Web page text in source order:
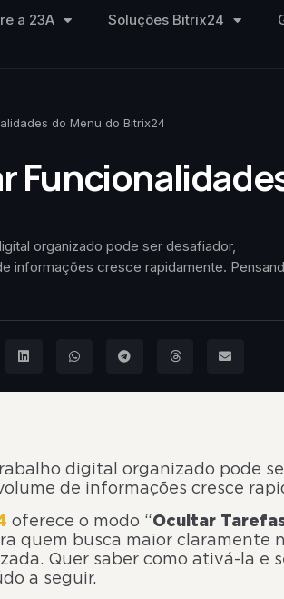
a 23A Soluções Bitrix24
do Menu do Bitrix24
organizado pode ser desafiador,
informações cresce rapidamente.
digital organizado pode
de informações cresce
oferece o modo “Ocultar
quem busca maior claramente
Quer saber como ativá-la e
a seguir.